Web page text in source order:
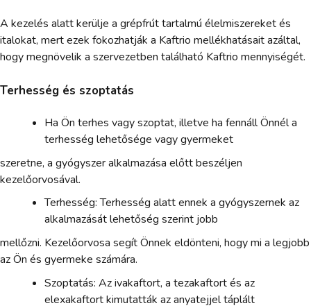
A kezelés alatt kerülje a grépfrút tartalmú élelmiszereket és
italokat, mert ezek fokozhatják a Kaftrio mellékhatásait azáltal,
hogy megnövelik a szervezetben található Kaftrio mennyiségét.
Terhesség és szoptatás
Ha Ön terhes vagy szoptat, illetve ha fennáll Önnél a
terhesség lehetősége vagy gyermeket
szeretne, a gyógyszer alkalmazása előtt beszéljen
kezelőorvosával.
Terhesség: Terhesség alatt ennek a gyógyszernek az
alkalmazását lehetőség szerint jobb
mellőzni. Kezelőorvosa segít Önnek eldönteni, hogy mi a legjobb
az Ön és gyermeke számára.
Szoptatás: Az ivakaftort, a tezakaftort és az
elexakaftort kimutatták az anyatejjel táplált